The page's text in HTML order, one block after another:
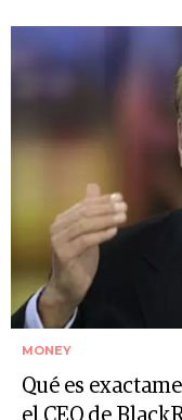
MONEY
Qué es
el CEO de